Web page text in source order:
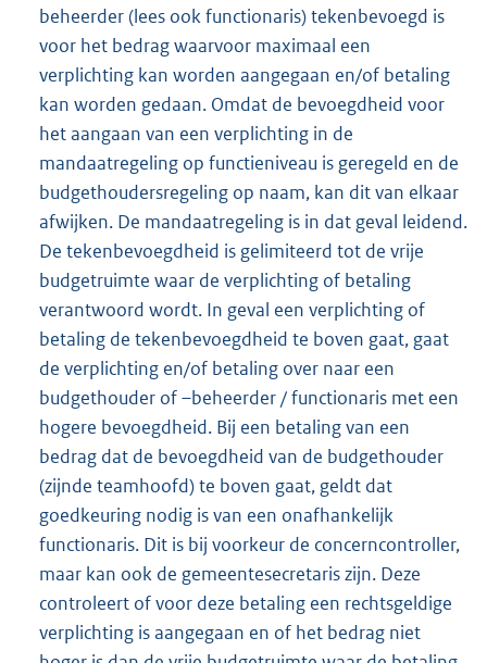
beheerder (lees ook functionaris) tekenbevoegd is
voor het bedrag waarvoor maximaal een
verplichting kan worden aangegaan en/of betaling
kan worden gedaan. Omdat de bevoegdheid voor
het aangaan van een verplichting in de
mandaatregeling op functieniveau is geregeld en de
budgethoudersregeling op naam, kan dit van elkaar
afwijken. De mandaatregeling is in dat geval leidend.
De tekenbevoegdheid is gelimiteerd tot de vrije
budgetruimte waar de verplichting of betaling
verantwoord wordt. In geval een verplichting of
betaling de tekenbevoegdheid te boven gaat, gaat
de verplichting en/of betaling over naar een
budgethouder of –beheerder / functionaris met een
hogere bevoegdheid. Bij een betaling van een
bedrag dat de bevoegdheid van de budgethouder
(zijnde teamhoofd) te boven gaat, geldt dat
goedkeuring nodig is van een onafhankelijk
functionaris. Dit is bij voorkeur de concerncontroller,
maar kan ook de gemeentesecretaris zijn. Deze
controleert of voor deze betaling een rechtsgeldige
verplichting is aangegaan en of het bedrag niet